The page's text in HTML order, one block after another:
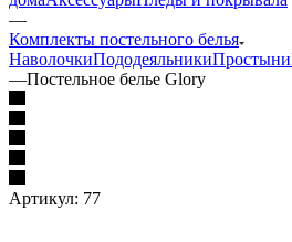
—
Комплекты постельного белья
НаволочкиПододеяльникиПростыни
—Постельное белье Glory
Артикул: 77